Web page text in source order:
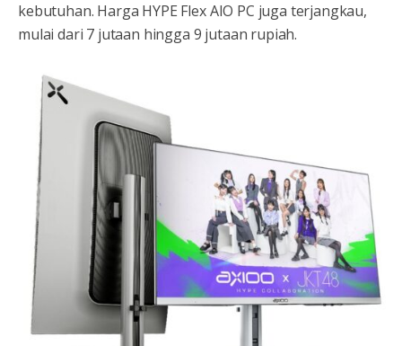
kebutuhan. Harga HYPE Flex AIO PC juga terjangkau,
mulai dari 7 jutaan hingga 9 jutaan rupiah.